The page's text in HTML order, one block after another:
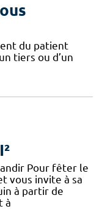
du patient
tiers ou d’un
Pour fêter le
vous invite à sa
à partir de
à